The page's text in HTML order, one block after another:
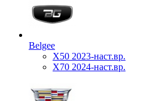
Belgee
X50 2023-наст.вр.
X70 2024-наст.вр.